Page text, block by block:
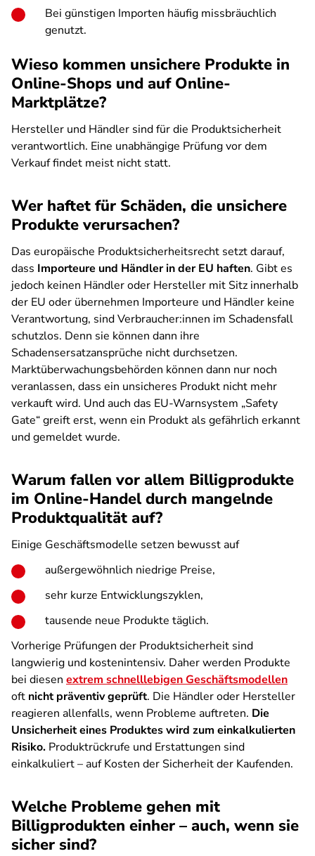
Bei günstigen Importen häufig missbräuchlich
genutzt.
Wieso kommen unsichere Produkte in
Online-Shops und auf Online-
Marktplätze?
Hersteller und Händler sind für die Produktsicherheit
verantwortlich. Eine unabhängige Prüfung vor dem
Verkauf findet meist nicht statt.
Wer haftet für Schäden, die unsichere
Produkte verursachen?
Das europäische Produktsicherheitsrecht setzt darauf,
dass Importeure und Händler in der EU haften. Gibt es
jedoch keinen Händler oder Hersteller mit Sitz innerhalb
der EU oder übernehmen Importeure und Händler keine
Verantwortung, sind Verbraucher:innen im Schadensfall
schutzlos. Denn sie können dann ihre
Schadensersatzansprüche nicht durchsetzen.
Marktüberwachungsbehörden können dann nur noch
veranlassen, dass ein unsicheres Produkt nicht mehr
verkauft wird. Und auch das EU-Warnsystem „Safety
Gate“ greift erst, wenn ein Produkt als gefährlich erkannt
und gemeldet wurde.
Warum fallen vor allem Billigprodukte
im Online-Handel durch mangelnde
Produktqualität auf?
Einige Geschäftsmodelle setzen bewusst auf
außergewöhnlich niedrige Preise,
sehr kurze Entwicklungszyklen,
tausende neue Produkte täglich.
Vorherige Prüfungen der Produktsicherheit sind
langwierig und kostenintensiv. Daher werden Produkte
bei diesen extrem schnelllebigen Geschäftsmodellen
oft nicht präventiv geprüft. Die Händler oder Hersteller
reagieren allenfalls, wenn Probleme auftreten. Die
Unsicherheit eines Produktes wird zum einkalkulierten
Risiko. Produktrückrufe und Erstattungen sind
einkalkuliert – auf Kosten der Sicherheit der Kaufenden.
Welche Probleme gehen mit
Billigprodukten einher – auch, wenn sie
sicher sind?